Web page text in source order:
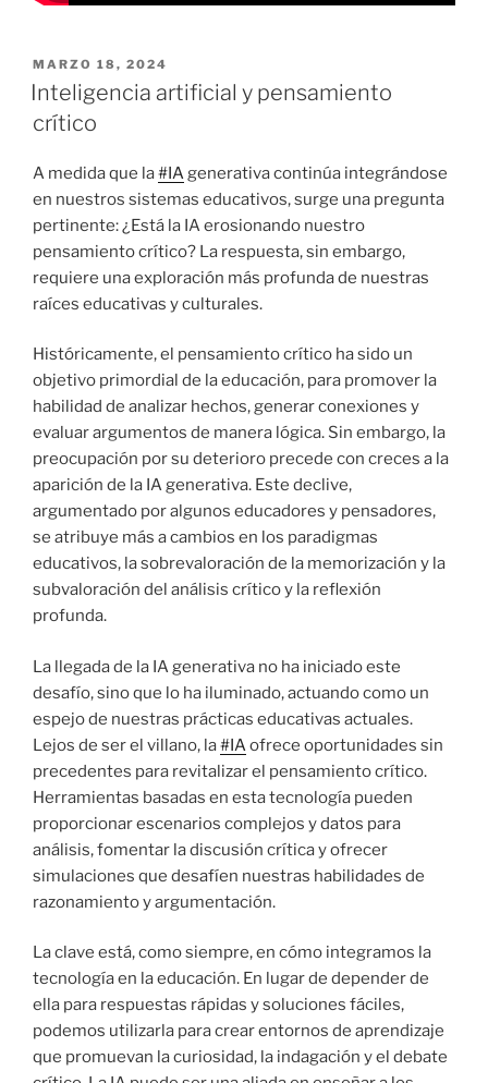
PUBLICADO
EL
MARZO 18, 2024
Inteligencia artificial y pensamiento
crítico
A medida que la#IAgenerativa continúa integrándose
en nuestros sistemas educativos, surge una pregunta
pertinente: ¿Está la IA erosionando nuestro
pensamiento crítico? La respuesta, sin embargo,
requiere una exploración más profunda de nuestras
raíces educativas y culturales.
Históricamente, el pensamiento crítico ha sido un
objetivo primordial de la educación, para promover la
habilidad de analizar hechos, generar conexiones y
evaluar argumentos de manera lógica. Sin embargo, la
preocupación por su deterioro precede con creces a la
aparición de la IA generativa. Este declive,
argumentado por algunos educadores y pensadores,
se atribuye más a cambios en los paradigmas
educativos, la sobrevaloración de la memorización y la
subvaloración del análisis crítico y la reflexión
profunda.
La llegada de la IA generativa no ha iniciado este
desafío, sino que lo ha iluminado, actuando como un
espejo de nuestras prácticas educativas actuales.
Lejos de ser el villano, la#IAofrece oportunidades sin
precedentes para revitalizar el pensamiento crítico.
Herramientas basadas en esta tecnología pueden
proporcionar escenarios complejos y datos para
análisis, fomentar la discusión crítica y ofrecer
simulaciones que desafíen nuestras habilidades de
razonamiento y argumentación.
La clave está, como siempre, en cómo integramos la
tecnología en la educación. En lugar de depender de
ella para respuestas rápidas y soluciones fáciles,
podemos utilizarla para crear entornos de aprendizaje
que promuevan la curiosidad, la indagación y el debate